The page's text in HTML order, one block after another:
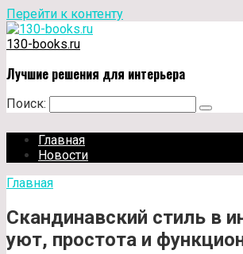
Перейти к контенту
130-books.ru
Лучшие решения для интерьера
Поиск:
Главная
Новости
Главная
Скандинавский стиль в
уют, простота и